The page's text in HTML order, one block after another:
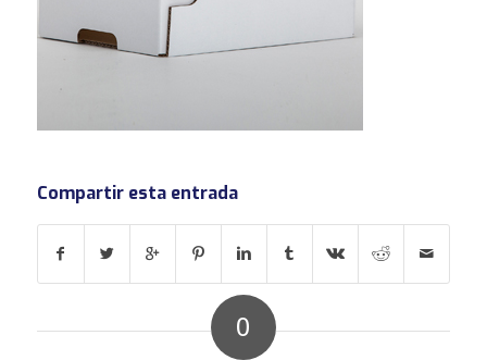
Compartir esta entrada
0